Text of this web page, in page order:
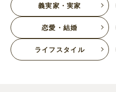
義実家・実家
恋愛・結婚
ライフスタイル